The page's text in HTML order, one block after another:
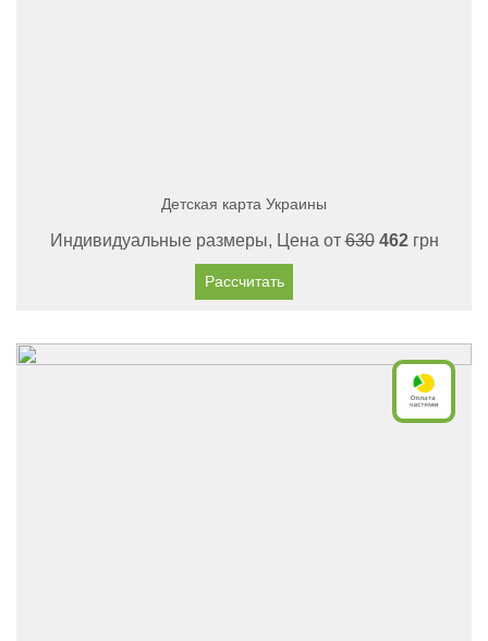
Детская карта Украины
Индивидуальные размеры, Цена от630 462грн
Рассчитать